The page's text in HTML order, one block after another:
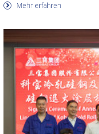
Mehr erfahren